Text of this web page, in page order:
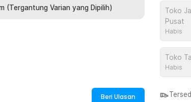
merupakan pilihan tepat. Serat
juga lebih lembut dari lap
minyak pada bagian eksterior atau
goresan.
(Tergantung Varian yang Dipilih)
Beri Ulasan
Toko
Pusat
Habis
Toko
Habis